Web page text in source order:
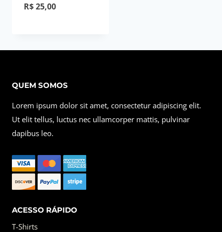
R$25,00
QUEM SOMOS
Lorem ipsum dolor sit amet, consectetur adipiscing elit.
Ut elit tellus, luctus nec ullamcorper mattis, pulvinar
dapibus leo.
ACESSO RÁPIDO
T-Shirts